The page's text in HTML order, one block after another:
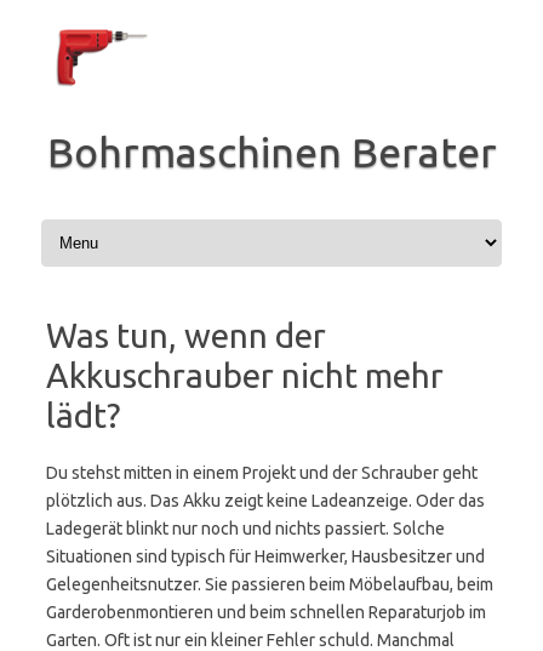
springen
Bohrmaschinen Berater
Was tun, wenn der
Akkuschrauber nicht mehr
lädt?
Du stehst mitten in einem Projekt und der Schrauber geht
plötzlich aus. Das Akku zeigt keine Ladeanzeige. Oder das
Ladegerät blinkt nur noch und nichts passiert. Solche
Situationen sind typisch für Heimwerker, Hausbesitzer und
Gelegenheitsnutzer. Sie passieren beim Möbelaufbau, beim
Garderobenmontieren und beim schnellen Reparaturjob im
Garten. Oft ist nur ein kleiner Fehler schuld. Manchmal